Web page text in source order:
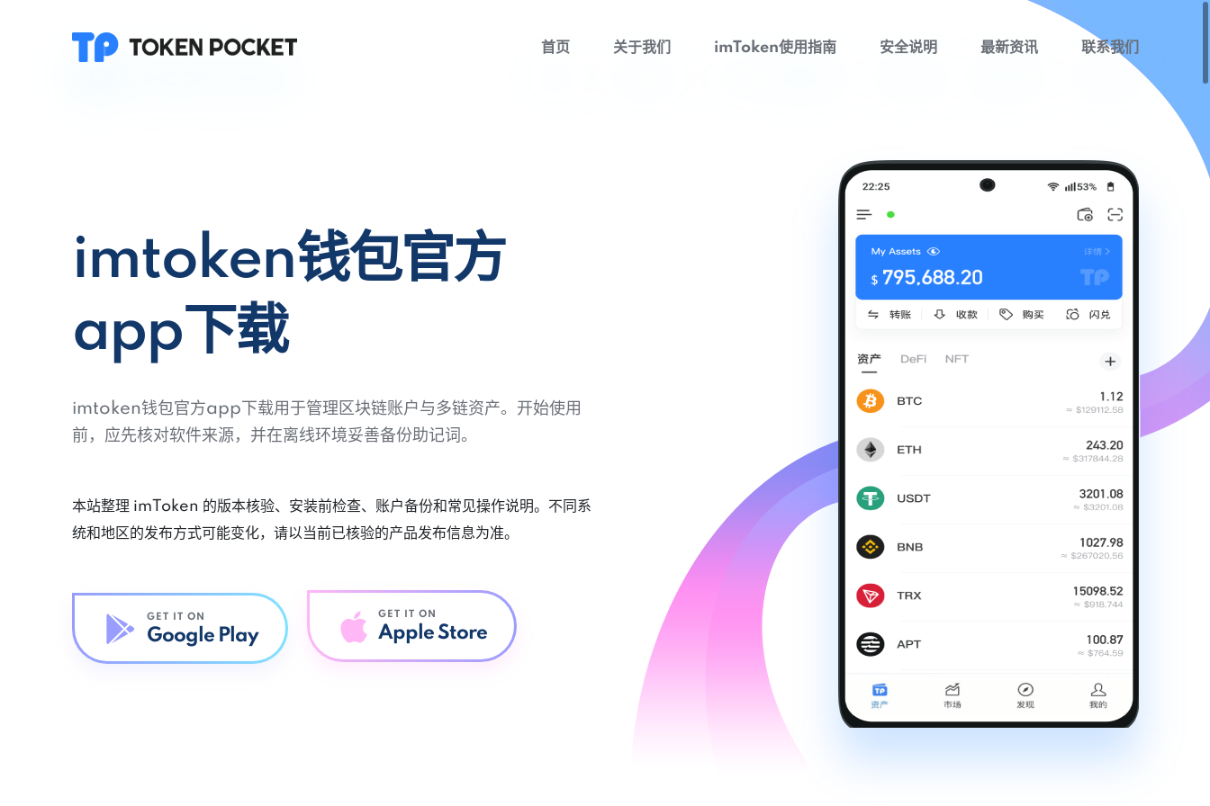
首页 关于我们 imToken使用指南 安全说明 最新资讯 联系我们
imtoken钱包官方
app下载
imtoken钱包官方app下载用于管理区块链账户与多链资产。开始使用
前，应先核对软件来源，并在离线环境妥善备份助记词。
本站整理 imToken 的版本核验、安装前检查、账户备份和常见操作说明。不同系
统和地区的发布方式可能变化，请以当前已核验的产品发布信息为准。
GET IT ON
Google Play
GET IT ON
Apple Store